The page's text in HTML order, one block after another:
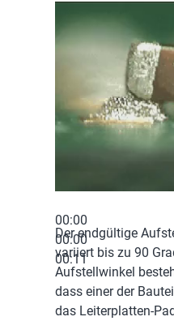
00:00
00:00
00:11
Der endgültige
variiert bis zu 90
Aufstellwinkel
dass einer der
das Leiterplatten-